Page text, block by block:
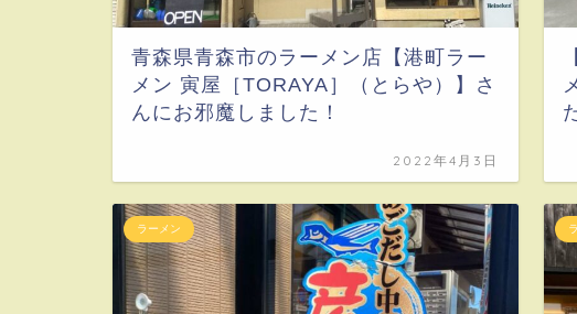
青森県青森市のラーメン店【港町ラー
メン 寅屋［TORAYA］（とらや）】さ
んにお邪魔しました！
2022年4月3日
ラーメン